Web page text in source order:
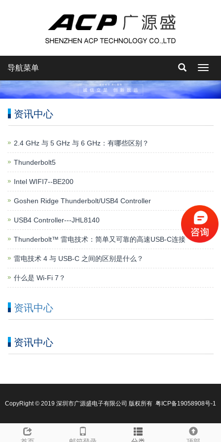
导
菜
单
导航菜单
资讯中心
2.4 GHz 与 5 GHz 与 6 GHz：有哪些区别？
Thunderbolt5
Intel WIFI7--BE200
Goshen Ridge Thunderbolt/USB4 Controller
USB4 Controller---JHL8140
Thunderbolt™ 雷电技术：简单又可靠的高速USB-C连接
雷电技术 4 与 USB-C 之间的区别是什么？
什么是 Wi-Fi 7？
资讯中心
资讯中心
CopyRight © 2019 深圳市广源盛电子有限公司 版权所有 粤ICP备19058908号-1